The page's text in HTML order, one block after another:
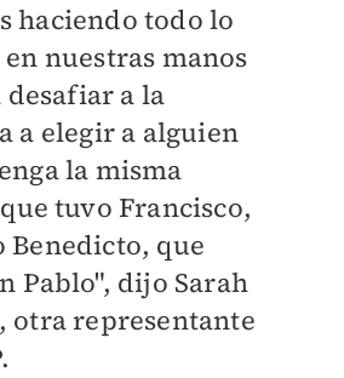
haciendo todo lo
en nuestras manos
desafiar a la
a elegir a alguien
la misma
tuvo Francisco,
Benedicto, que
Pablo", dijo Sarah
otra representante